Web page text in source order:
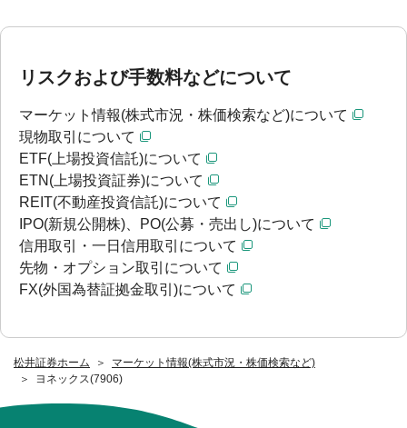
松井証券ホーム
マーケット情報(株式市況・株価検索など)
ヨネックス(7906)
リスクおよび手数料などについて
マーケット情報(株式市況・株価検索など)について
現物取引について
ETF(上場投資信託)について
ETN(上場投資証券)について
REIT(不動産投資信託)について
IPO(新規公開株)、PO(公募・売出し)について
信用取引・一日信用取引について
先物・オプション取引について
FX(外国為替証拠金取引)について